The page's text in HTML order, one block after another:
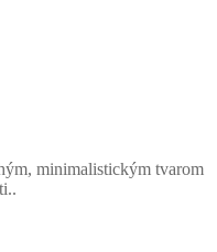
minimalistickým tvarom